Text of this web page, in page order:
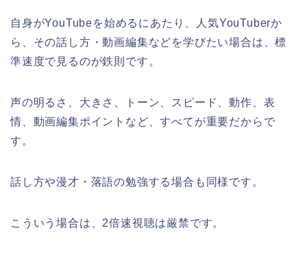
自身がYouTubeを始めるにあたり、人気YouTuberか
ら、その話し方・動画編集などを学びたい場合は、標
準速度で見るのが鉄則です。
声の明るさ、大きさ、トーン、スピード、動作、表
情、動画編集ポイントなど、すべてが重要だからで
す。
話し方や漫才・落語の勉強する場合も同様です。
こういう場合は、2倍速視聴は厳禁です。